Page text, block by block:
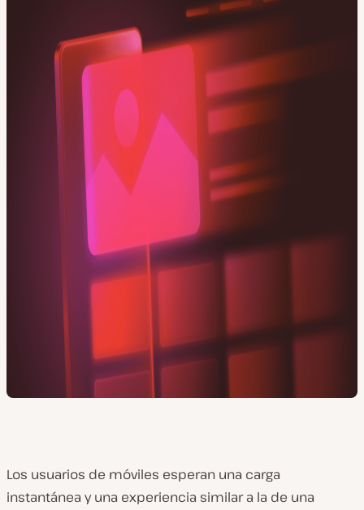
Los usuarios de móviles esperan una carga
instantánea y una experiencia similar a la de una